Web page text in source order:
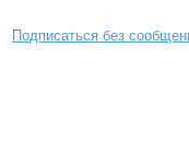
Подписаться без